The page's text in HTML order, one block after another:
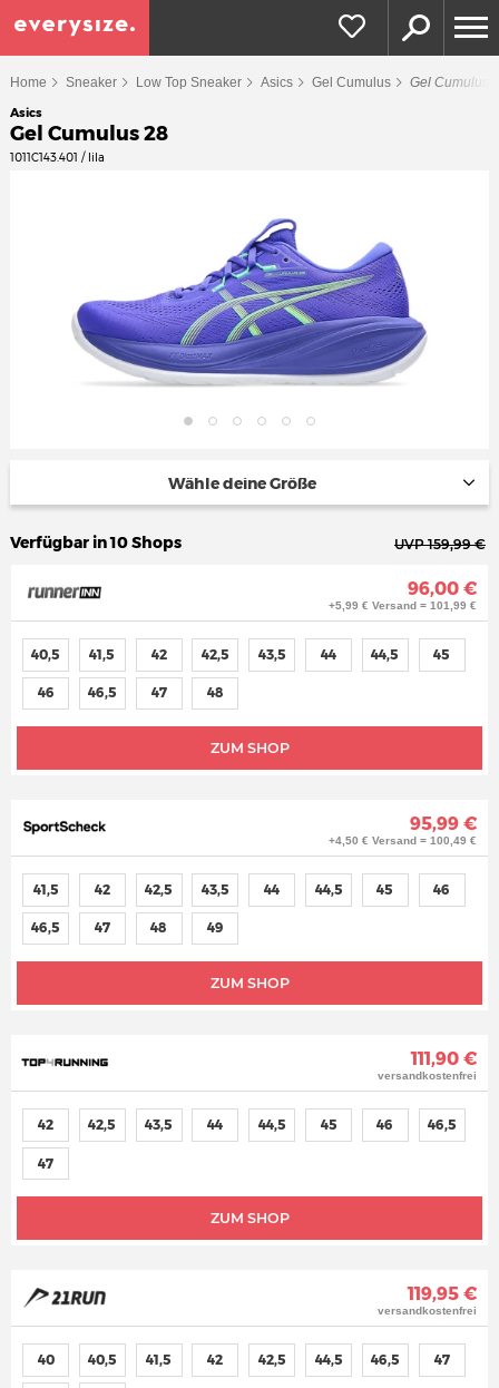
Home Sneaker Low Top Sneaker Asics Gel Cumulus Gel Cumulus
Asics
Gel Cumulus 28
1011C143.401 / lila
Wähle deine Größe
Verfügbar in 10 Shops UVP 159,99 €
96,00 €
+5,99 € Versand = 101,99 €
ZUM SHOP
40,5 41,5 42 42,5 43,5 44 44,5 45
46 46,5 47 48
95,99 €
+4,50 € Versand = 100,49 €
ZUM SHOP
41,5 42 42,5 43,5 44 44,5 45 46
46,5 47 48 49
111,90 €
versandkostenfrei
ZUM SHOP
42 42,5 43,5 44 44,5 45 46 46,5
47
119,95 €
versandkostenfrei
40 40,5 41,5 42 42,5 44,5 46,5 47